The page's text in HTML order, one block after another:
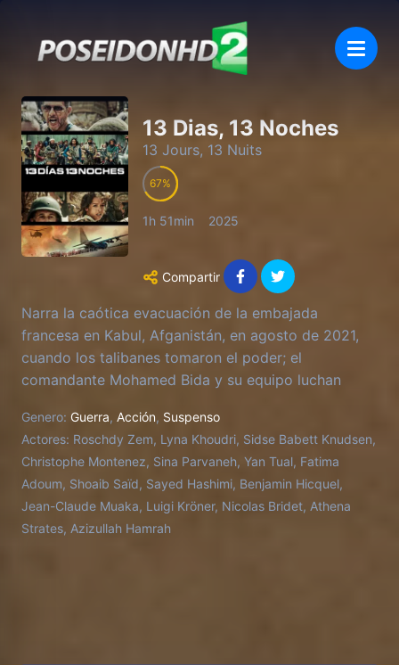
13 Dias, 13 Noches
13 Jours, 13 Nuits
67
1h 51min 2025
Compartir
Narra la caótica evacuación de la embajada
francesa en Kabul, Afganistán, en agosto de 2021,
cuando los talibanes tomaron el poder; el
comandante Mohamed Bida y su equipo luchan
negociando con los talibanes y organizando un
convoy hacia el aeropuerto en medio del caos, la
violencia y la incertidumbre.
Genero: Guerra, Acción, Suspenso
Actores: Roschdy Zem, Lyna Khoudri, Sidse Babett Knudsen,
Christophe Montenez, Sina Parvaneh, Yan Tual, Fatima
Adoum, Shoaib Saïd, Sayed Hashimi, Benjamin Hicquel,
Jean-Claude Muaka, Luigi Kröner, Nicolas Bridet, Athena
Strates, Azizullah Hamrah